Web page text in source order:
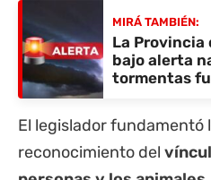
MIRÁ TAMBIÉN:
La Provincia
bajo alerta
tormentas
El legislador fundamentó
reconocimiento del